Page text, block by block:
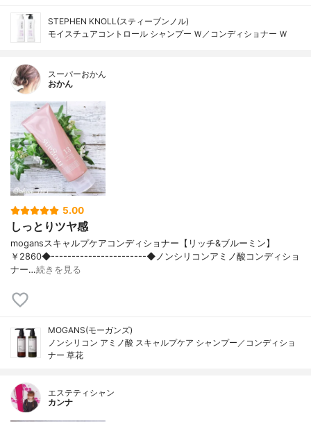
STEPHEN KNOLL(スティーブンノル)
モイスチュアコントロール シャンプー Ｗ／コンディショナー Ｗ
スーパーおかん
おかん
5.00
しっとりツヤ感
mogansスキャルプケアコンディショナー【リッチ&ブルーミン】
￥2860◆-----------------------◆ノンシリコンアミノ酸コンディショ
ナー…続きを見る
MOGANS(モーガンズ)
ノンシリコン アミノ酸 スキャルプケア シャンプー／コンディショ
ナー 草花
エステティシャン
カンナ